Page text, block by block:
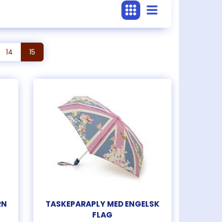
14 15
TASKEPARAPLY MED ENGELSK
FLAG